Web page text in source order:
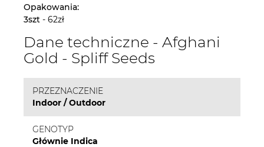
Opakowania:
3szt - 62zł
Dane techniczne - Afghani
Gold - Spliff Seeds
PRZEZNACZENIE
Indoor / Outdoor
GENOTYP
Głównie Indica